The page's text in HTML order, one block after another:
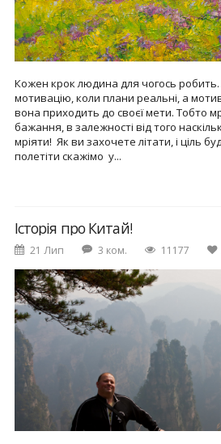
Кожен крок людина для чогось робить.
мотивацію, коли плани реальні, а
вона приходить до своєї мети. Тобто
бажання, в залежності від того
мріяти! Як ви захочете літати, і ціль
полетіти скажімо у...
Історія про Китай!
21 Лип 3 ком. 11177